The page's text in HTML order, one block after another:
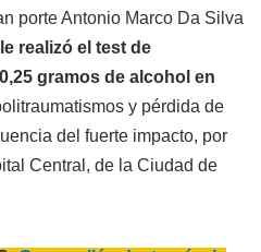
porte Antonio Marco Da Silva
realizó el test de
gramos de alcohol en
y pérdida de
del fuerte impacto, por
Central, de la Ciudad de